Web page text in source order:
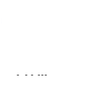
- - - ---